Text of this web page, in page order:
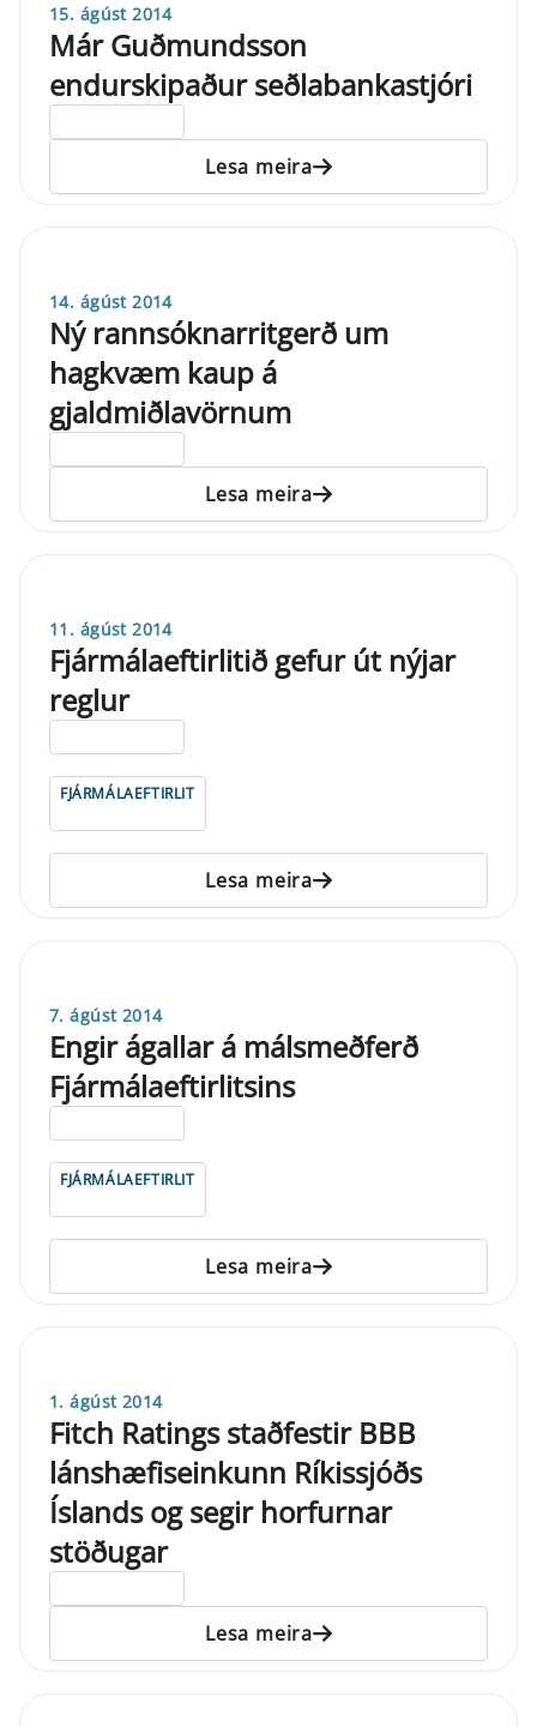
15. ágúst 2014
Már Guðmundsson
endurskipaður seðlabankastjóri
Lesa meira
14. ágúst 2014
Ný rannsóknarritgerð um
hagkvæm kaup á
gjaldmiðlavörnum
Lesa meira
11. ágúst 2014
Fjármálaeftirlitið gefur út nýjar
reglur
FJÁRMÁLAEFTIRLIT
Lesa meira
7. ágúst 2014
Engir ágallar á málsmeðferð
Fjármálaeftirlitsins
FJÁRMÁLAEFTIRLIT
Lesa meira
1. ágúst 2014
Fitch Ratings staðfestir BBB
lánshæfiseinkunn Ríkissjóðs
Íslands og segir horfurnar
stöðugar
Lesa meira